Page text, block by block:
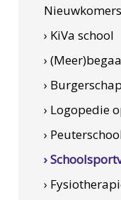
Nieuwkomers
› KiVa school
›
›
› Logopedie
›
›
›